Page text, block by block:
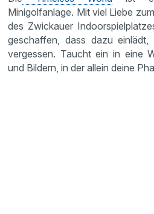
Minigolfanlage. Mit viel Liebe
des Zwickauer
geschaffen, dass dazu
vergessen. Taucht ein in eine
und Bildern, in der allein deine